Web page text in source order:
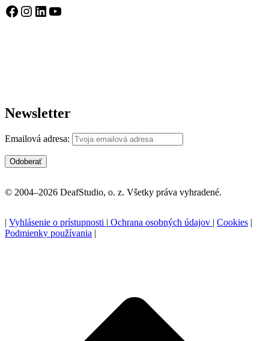
Facebook Instagram LinkedIn YouTube
Newsletter
Emailová adresa:
© 2004–2026 DeafStudio, o. z. Všetky práva vyhradené.
| Vyhlásenie o prístupnosti | Ochrana osobných údajov | Cookies |
Podmienky používania |